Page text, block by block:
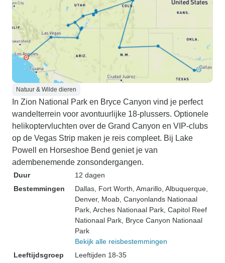
Natuur & Wilde dieren
In Zion National Park en Bryce Canyon vind je perfect
wandelterrein voor avontuurlijke 18-plussers. Optionele
helikoptervluchten over de Grand Canyon en VIP-clubs
op de Vegas Strip maken je reis compleet. Bij Lake
Powell en Horseshoe Bend geniet je van
adembenemende zonsondergangen.
Duur
12 dagen
Bestemmingen
Dallas , Fort Worth , Amarillo , Albuquerque
Denver, Moab , Canyonlands Nationaal
Park , Arches Nationaal Park , Capitol Reef
Nationaal Park , Bryce Canyon Nationaal
Park
Bekijk alle reisbestemmingen
Leeftijdsgroep
Leeftijden 18-35